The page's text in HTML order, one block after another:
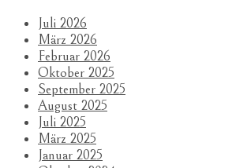
Juli 2026
März 2026
Februar 2026
Oktober 2025
September 2025
August 2025
Juli 2025
März 2025
Januar 2025